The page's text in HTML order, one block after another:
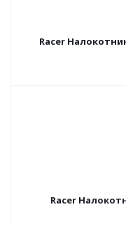
Racer
Racer